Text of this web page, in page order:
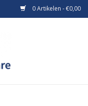
0 Artikelen - €0,00